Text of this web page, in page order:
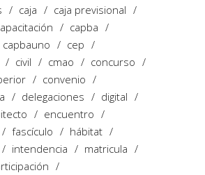
caja
caja previsional
capba
capbauno
cep
civil cmao
concurso
convenio
delegaciones
digital
encuentro
fascículo
hábitat
intendencia
matricula